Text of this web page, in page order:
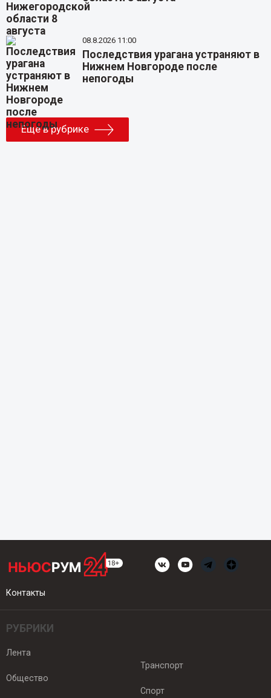
08.8.2026 11:00
Последствия урагана устраняют в
Нижнем Новгороде после
непогоды
Еще в рубрике
Контакты
РУБРИКИ
Лента
Общество
Транспорт
Спорт